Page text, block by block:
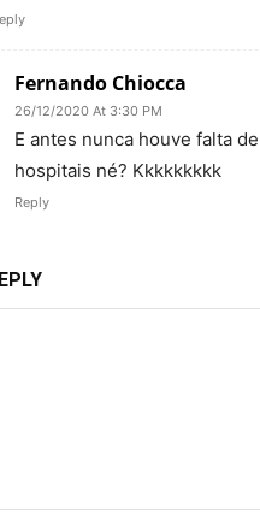
Fernando Chiocca
26/12/2020 At 3:30 PM
E antes nunca houve falta
hospitais né? Kkkkkkkkk
Reply